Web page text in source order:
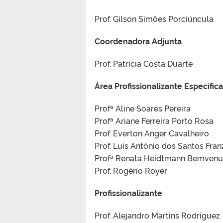
Prof. Gilson Simões Porciúncula
Coordenadora Adjunta
Prof. Patrícia Costa Duarte
Área Profissionalizante Específica
Profª Aline Soares Pereira
Profª Ariane Ferreira Porto Rosa
Prof. Everton Anger Cavalheiro
Prof. Luis Antônio dos Santos
Profª Renata Heidtmann
Prof. Rogério Royer
Profissionalizante
Prof. Alejandro Martins Rodriguez